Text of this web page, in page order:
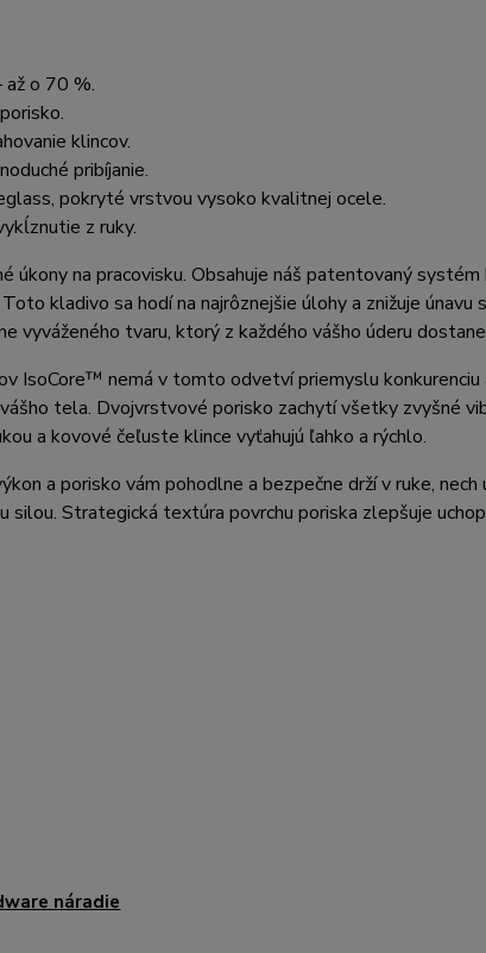
až o 70 %.
klincov.
pribíjanie.
pokryté vrstvou vysoko kvalitnej ocele.
z ruky.
úkony na pracovisku. Obsahuje náš patentovaný
kladivo sa hodí na najrôznejšie úlohy a znižuje
vyváženého tvaru, ktorý z každého vášho úderu
IsoCore™ nemá v tomto odvetví priemyslu konkurenciu
tela. Dvojvrstvové porisko zachytí všetky zvyšné
a kovové čeľuste klince vyťahujú ľahko a rýchlo.
a porisko vám pohodlne a bezpečne drží v ruke, nech
silou. Strategická textúra povrchu poriska zlepšuje
náradie